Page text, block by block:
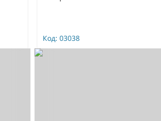
Код: 03038